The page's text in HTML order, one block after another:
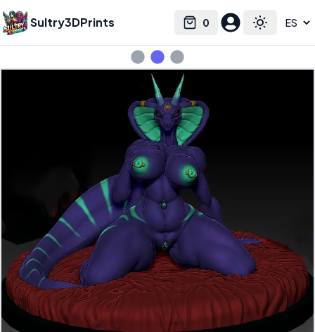
Sultry3DPrints 0
Cart Toggle
Select language